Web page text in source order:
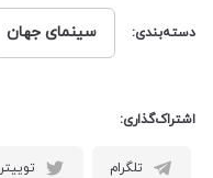
دسته‌بندی: سینمای جهان
اشتراک‌گذاری:
تلگرام توییتر